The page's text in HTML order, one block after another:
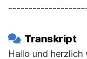
Transkript
Hallo und